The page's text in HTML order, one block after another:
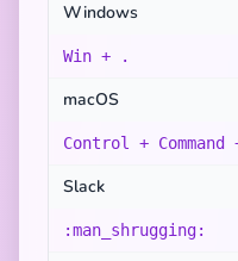
Windows
Win + .
macOS
Control + Command
Slack
:man_shrugging: